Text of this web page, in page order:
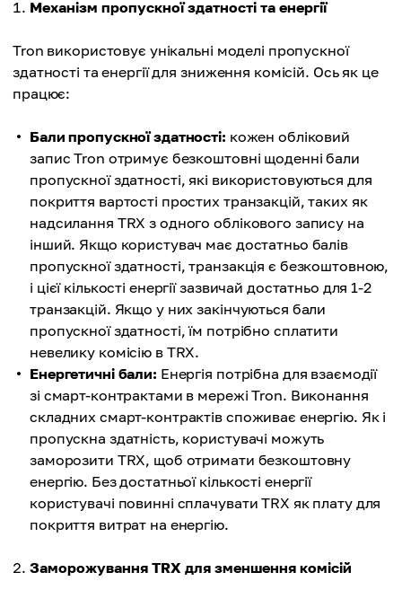
Механізм пропускної здатності та енергії
Tron використовує унікальні моделі пропускної
здатності та енергії для зниження комісій. Ось як це
працює:
Бали пропускної здатності: кожен обліковий
запис Tron отримує безкоштовні щоденні бали
пропускної здатності, які використовуються для
покриття вартості простих транзакцій, таких як
надсилання TRX з одного облікового запису на
інший. Якщо користувач має достатньо балів
пропускної здатності, транзакція є безкоштовною,
і цієї кількості енергії зазвичай достатньо для 1-2
транзакцій. Якщо у них закінчуються бали
пропускної здатності, їм потрібно сплатити
невелику комісію в TRX.
Енергетичні бали: Енергія потрібна для взаємодії
зі смарт-контрактами в мережі Tron. Виконання
складних смарт-контрактів споживає енергію. Як і
пропускна здатність, користувачі можуть
заморозити TRX, щоб отримати безкоштовну
енергію. Без достатньої кількості енергії
користувачі повинні сплачувати TRX як плату для
покриття витрат на енергію.
Заморожування TRX для зменшення комісій